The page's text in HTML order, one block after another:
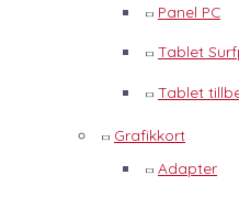
Panel PC
Tablet
Tablet
Grafikkort
Adapter